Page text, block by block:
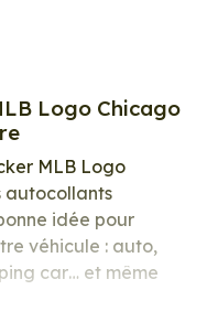
Logo Chicago
MLB Logo
autocollants
idée pour
véhicule : auto,
car… et même